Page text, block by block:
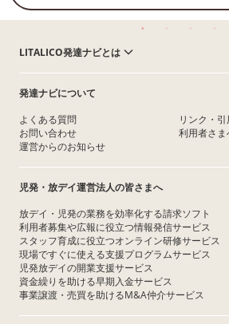
LITALICO発達ナビとは
発達ナビについて
よくある質問
お問い合わせ
運営からのお知らせ
リンク・
利用者さ
児発・放デイ運営法人の皆さまへ
放デイ・児発の業務を効率化する請求ソフト
利用者募集や広報に役立つ情報発信サービス
スタッフ育成に役立つオンライン研修サービス
現場ですぐに使える支援プログラムサービス
児発放デイの開業支援サービス
資金繰りを助ける早期入金サービス
事業譲渡・売買を助けるM&A仲介サービス